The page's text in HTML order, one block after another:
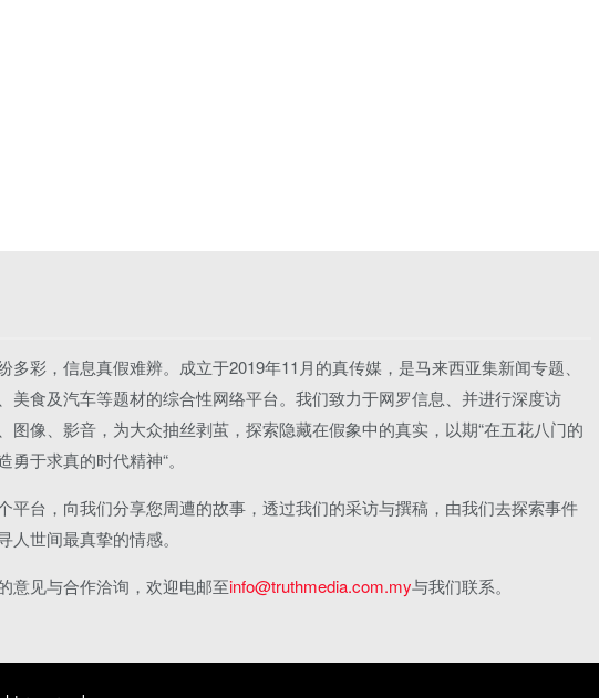
多彩，信息真假难辨。成立于2019年11月的真传媒，是马来西亚集新闻专题、
美食及汽车等题材的综合性网络平台。我们致力于网罗信息、并进行深度访
图像、影音，为大众抽丝剥茧，探索隐藏在假象中的真实，以期“在五花八门的
勇于求真的时代精神“。
平台，向我们分享您周遭的故事，透过我们的采访与撰稿，由我们去探索事件
人世间最真挚的情感。
意见与合作洽询，欢迎电邮至info@truthmedia.com.my与我们联系。